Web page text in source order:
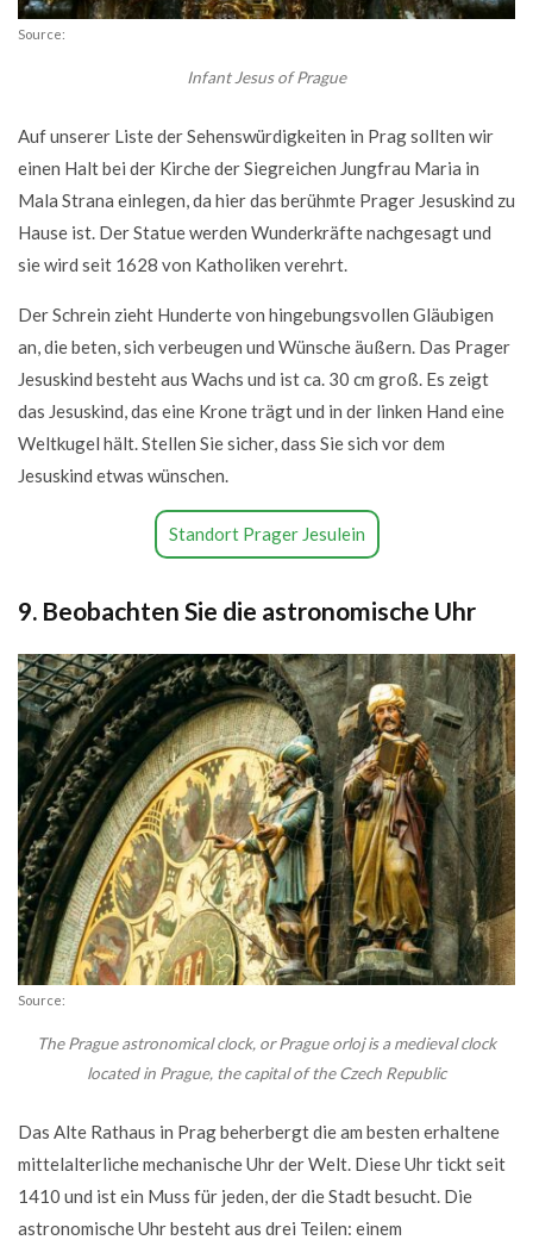
Source:
Infant Jesus of Prague
Auf unserer Liste der Sehenswürdigkeiten in Prag sollten wir
einen Halt bei der Kirche der Siegreichen Jungfrau Maria in
Mala Strana einlegen, da hier das berühmte Prager Jesuskind zu
Hause ist. Der Statue werden Wunderkräfte nachgesagt und
sie wird seit 1628 von Katholiken verehrt.
Der Schrein zieht Hunderte von hingebungsvollen Gläubigen
an, die beten, sich verbeugen und Wünsche äußern. Das Prager
Jesuskind besteht aus Wachs und ist ca. 30 cm groß. Es zeigt
das Jesuskind, das eine Krone trägt und in der linken Hand eine
Weltkugel hält. Stellen Sie sicher, dass Sie sich vor dem
Jesuskind etwas wünschen.
Standort Prager Jesulein
9. Beobachten Sie die astronomische Uhr
Source:
The Prague astronomical clock, or Prague orloj is a medieval clock
located in Prague, the capital of the Czech Republic
Das Alte Rathaus in Prag beherbergt die am besten erhaltene
mittelalterliche mechanische Uhr der Welt. Diese Uhr tickt seit
1410 und ist ein Muss für jeden, der die Stadt besucht. Die
astronomische Uhr besteht aus drei Teilen: einem